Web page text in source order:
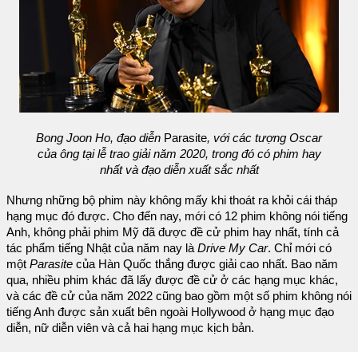
Bong Joon Ho, đạo diễn Parasite, với các tượng Oscar
của ông tại lễ trao giải năm 2020, trong đó có phim hay
nhất và đạo diễn xuất sắc nhất
Nhưng những bộ phim này không mấy khi thoát ra khỏi cái tháp
hạng mục đó được. Cho đến nay, mới có 12 phim không nói tiếng
Anh, không phải phim Mỹ đã được đề cử phim hay nhất, tính cả
tác phẩm tiếng Nhật của năm nay là Drive My Car. Chỉ mới có
một Parasite của Hàn Quốc thắng được giải cao nhất. Bao năm
qua, nhiều phim khác đã lấy được đề cử ở các hạng mục khác,
và các đề cử của năm 2022 cũng bao gồm một số phim không nói
tiếng Anh được sản xuất bên ngoài Hollywood ở hạng mục đạo
diễn, nữ diễn viên và cả hai hạng mục kịch bản.